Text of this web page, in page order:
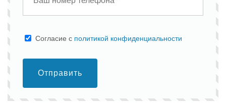
Cогласие с политикой конфиденциальности
Отправить